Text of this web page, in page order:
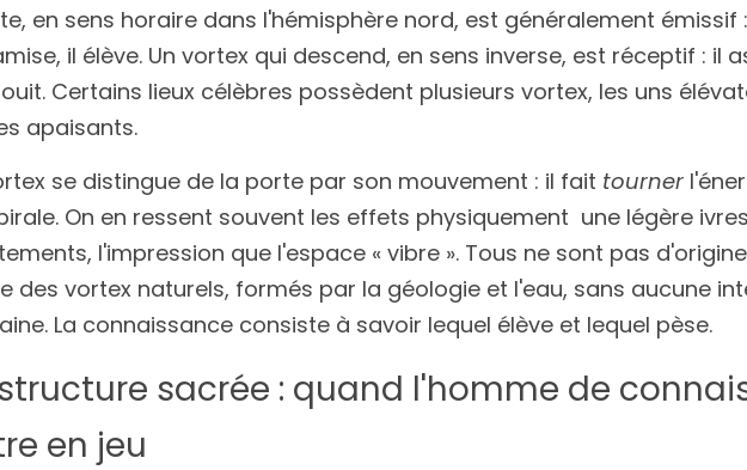
en sens horaire dans l'hémisphère nord, est généralement émissif
il élève. Un vortex qui descend, en sens inverse, est réceptif : il
Certains lieux célèbres possèdent plusieurs vortex, les uns
apaisants.
se distingue de la porte par son mouvement : il fait tourner
On en ressent souvent les effets physiquement  une légère
l'impression que l'espace « vibre ». Tous ne sont pas
des vortex naturels, formés par la géologie et l'eau, sans aucune
La connaissance consiste à savoir lequel élève et lequel pèse.
sacrée : quand l'homme de
en jeu